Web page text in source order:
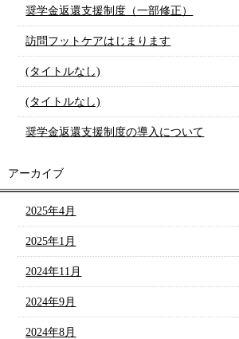
奨学金返還支援制度（一部修正）
訪問フットケアはじまります
(タイトルなし)
(タイトルなし)
奨学金返還支援制度の導入について
アーカイブ
2025年4月
2025年1月
2024年11月
2024年9月
2024年8月